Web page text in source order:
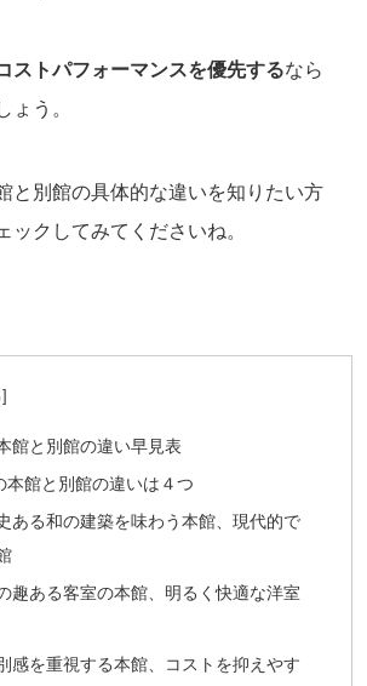
ストパフォーマンスを優先するなら
ょう。
と別館の具体的な違いを知りたい方
ックしてみてくださいね。
館と別館の違い早見表
本館と別館の違いは４つ
ある和の建築を味わう本館、現代的で
趣ある客室の本館、明るく快適な洋室
感を重視する本館、コストを抑えやす